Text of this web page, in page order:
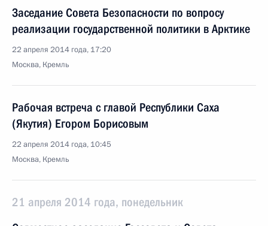
Заседание Совета Безопасности по вопросу
реализации государственной политики в Арктике
22 апреля 2014 года, 17:20
Москва, Кремль
Рабочая встреча с главой Республики Саха
(Якутия) Егором Борисовым
22 апреля 2014 года, 10:45
Москва, Кремль
21 апреля 2014 года, понедельник